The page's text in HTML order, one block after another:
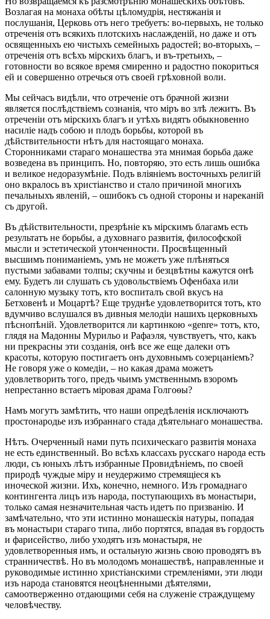
Возлагая на монаха обѣты цѣломудрія, нестяжанія и
послушанія, Церковь отъ него требуетъ: во-первыхъ, не только
отреченія отъ всякихъ плотскихъ наслажденій, но даже и отъ
освященныхъ ею чистыхъ семейныхъ радостей; во-вторыхъ, –
отреченія отъ всѣхъ мірскихъ благъ, и въ-третьихъ, –
готовности во всякое время смиренно и радостно покориться
ей и совершенно отречься отъ своей грѣховной воли.
Мы сейчасъ видѣли, что отреченіе отъ брачной жизни
является послѣдствіемъ сознанія, что міръ во злѣ лежитъ. Въ
отреченіи отъ мірскихъ благъ и утѣхъ видятъ обыкновенно
насиліе надъ собою и плодъ борьбы, которой въ
дѣйствительности нѣтъ для настоящаго монаха.
Сторонниками стараго монашества эта мнимая борьба даже
возведена въ принципъ. Но, повторяю, это есть лишь ошибка
и великое недоразумѣніе. Подъ вліяніемъ восточныхъ религій
оно вкралось въ христіанство и стало причиной многихъ
печальныхъ явленій, – ошибокъ съ одной стороны и нареканій
съ другой.
Въ дѣйствительности, презрѣніе къ мірскимъ благамъ есть
результатъ не борьбы, а духовнаго развитія, философской
мысли и эстетической утонченности. Просвѣщенный
высшимъ пониманіемъ, умъ не можетъ уже плѣняться
пустыми забавами толпы; скучны и безцвѣтны кажутся онѣ
ему. Будетъ ли слушать съ удовольствіемъ Офенбаха или
салонную музыку тотъ, кто воспиталъ свой вкусъ на
Бетховенѣ и Моцартѣ? Еще труднѣе удовлетворится тотъ, кто
вдумчиво вслушался въ дивныя мелодіи нашихъ церковныхъ
пѣснопѣній. Удовлетворится ли картинкою «genre» тотъ, кто,
глядя на Мадонны Мурильо и Рафаэля, чувствуетъ, что, какъ
ни прекрасны эти созданія, онѣ все же еще далеки отъ
красоты, которую постигаетъ онъ духовнымъ созерцаніемъ?
Не говоря уже о комедіи, – но какая драма можетъ
удовлетворить того, предъ чьимъ умственнымъ взоромъ
непрестанно встаетъ міровая драма Голгоѳы?
Намъ могутъ замѣтить, что наши опредѣленія исключаютъ
простонародье изъ избраннаго стада дѣятельнаго монашества.
Нѣтъ. Очерченный нами путь психическаго развитія монаха
не есть единственный. Во всѣхъ классахъ русскаго народа есть
люди, съ юныхъ лѣтъ избранные Провидѣніемъ, по своей
природѣ чуждые міру и неудержимо стремящіеся къ
иноческой жизни. Ихъ, конечно, немного. Изъ громаднаго
контингента лицъ изъ народа, поступающихъ въ монастыри,
только самая незначительная часть идетъ по призванію. И
замѣчательно, что эти истинно монашескія натуры, попадая
въ монастыри стараго типа, либо портятся, впадая въ гордость
и фарисейство, либо уходятъ изъ монастыря, не
удовлетворенныя имъ, и остальную жизнь свою проводятъ въ
странничествѣ. Но въ молодомъ монашествѣ, направленные и
руководимые истинно христіанскими стремленіями, эти люди
изъ народа становятся неоцѣненными дѣятелями,
самоотверженно отдающими себя на служеніе страждущему
человѣчеству.